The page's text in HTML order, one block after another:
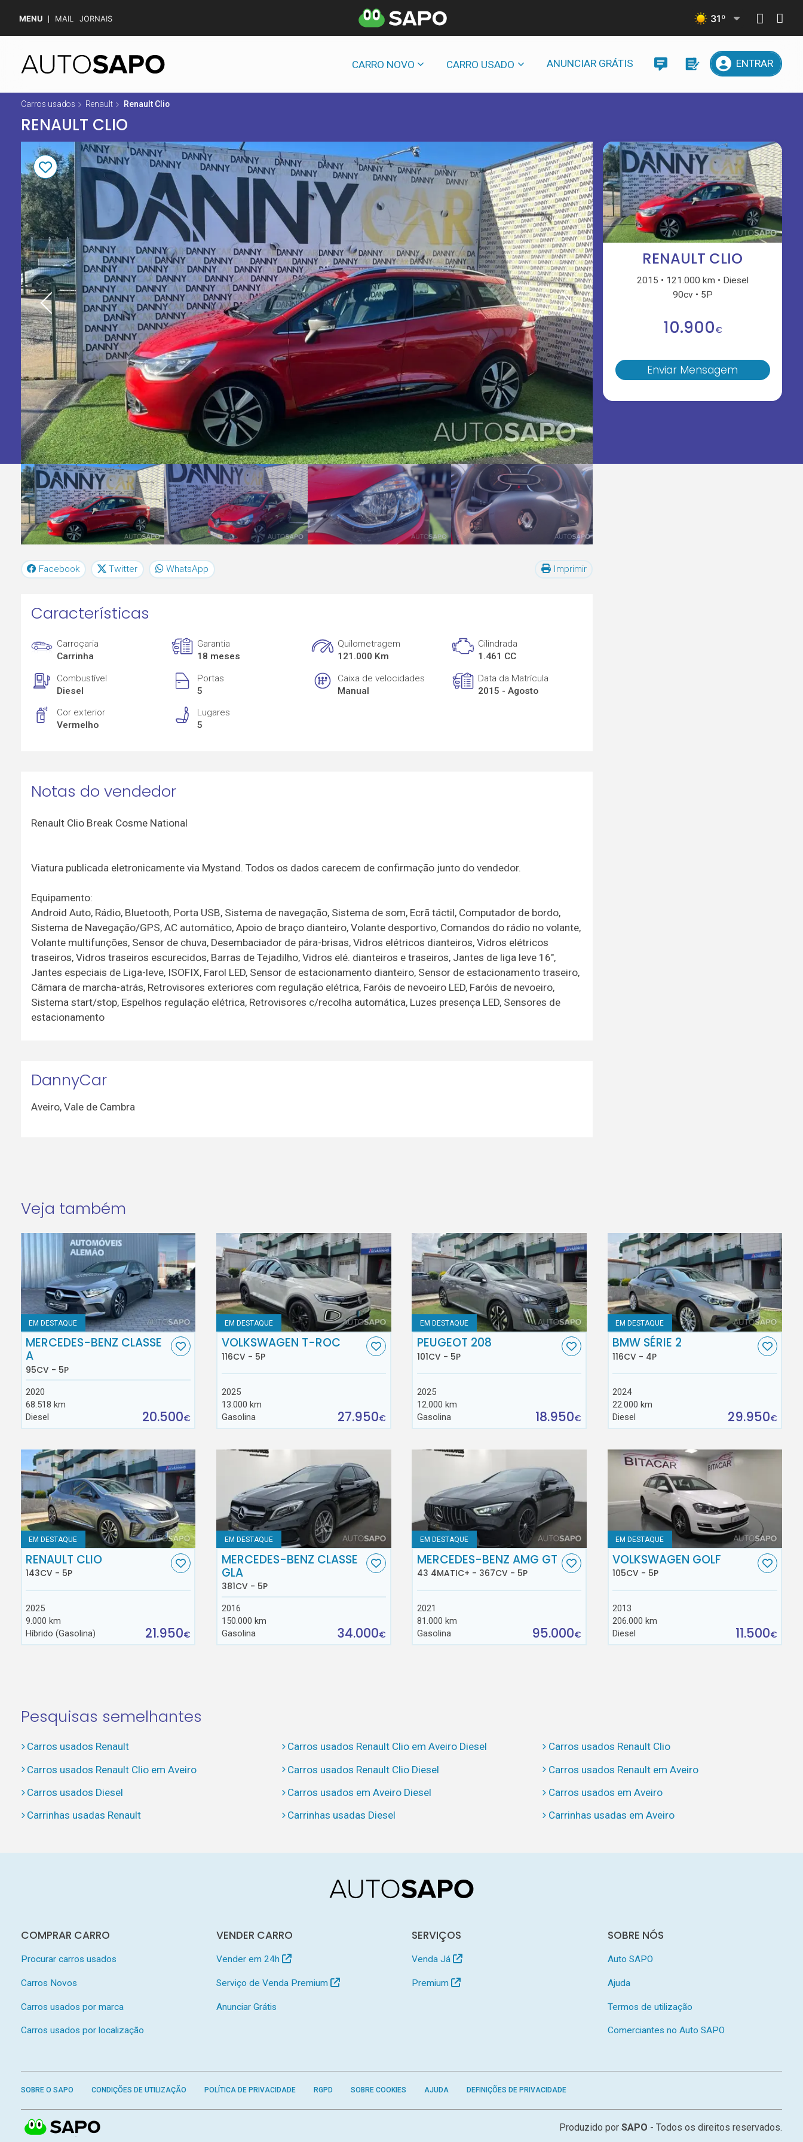
MENU MAIL JORNAIS 31º
CARRO NOVO CARRO USADO ANUNCIAR GRÁTIS ENTRAR
Carros usados Renault Renault Clio
RENAULT CLIO
RENAULT CLIO
2015 121.000 km
Diesel
90cv
5P
10.900€
Enviar Mensagem
Facebook Twitter WhatsApp Imprimir
Características
Carroçaria
Carrinha
Garantia
18 meses
Quilometragem
121.000 Km
Cilindrada
1.461 CC
Combustível
Diesel
Portas
5
Caixa de velocidades
Manual
Data da Matrícula
2015 - Agosto
Cor exterior
Vermelho
Lugares
5
Notas do vendedor
Renault Clio Break Cosme National
Viatura publicada eletronicamente via Mystand. Todos os dados carecem de confirmação junto do vendedor.
Equipamento:
Android Auto, Rádio, Bluetooth, Porta USB, Sistema de navegação, Sistema de som, Ecrã táctil, Computador de bordo,
Sistema de Navegação/GPS, AC automático, Apoio de braço dianteiro, Volante desportivo, Comandos do rádio no volante,
Volante multifunções, Sensor de chuva, Desembaciador de pára-brisas, Vidros elétricos dianteiros, Vidros elétricos
traseiros, Vidros traseiros escurecidos, Barras de Tejadilho, Vidros elé. dianteiros e traseiros, Jantes de liga leve 16",
Jantes especiais de Liga-leve, ISOFIX, Farol LED, Sensor de estacionamento dianteiro, Sensor de estacionamento traseiro,
Câmara de marcha-atrás, Retrovisores exteriores com regulação elétrica, Faróis de nevoeiro LED, Faróis de nevoeiro,
Sistema start/stop, Espelhos regulação elétrica, Retrovisores c/recolha automática, Luzes presença LED, Sensores de
estacionamento
DannyCar
Aveiro, Vale de Cambra
Veja também
EM DESTAQUE
MERCEDES-BENZ CLASSE
A
95CV - 5P
2020
68.518 km
Diesel
20.500€
EM DESTAQUE
VOLKSWAGEN T-ROC
116CV - 5P
2025
13.000 km
Gasolina
27.950€
EM DESTAQUE
PEUGEOT 208
101CV - 5P
2025
12.000 km
Gasolina
18.950€
EM DESTAQUE
BMW SÉRIE 2
116CV - 4P
2024
22.000 km
Diesel
29.950€
EM DESTAQUE
RENAULT CLIO
143CV - 5P
2025
9.000 km
Híbrido (Gasolina)
21.950€
EM DESTAQUE
MERCEDES-BENZ CLASSE
GLA
381CV - 5P
2016
150.000 km
Gasolina
34.000€
EM DESTAQUE
MERCEDES-BENZ AMG GT
43 4MATIC+ - 367CV - 5P
2021
81.000 km
Gasolina
95.000€
EM DESTAQUE
VOLKSWAGEN GOLF
105CV - 5P
2013
206.000 km
Diesel
11.500€
Pesquisas semelhantes
Carros usados Renault Carros usados Renault Clio em Aveiro Diesel
Carros usados Renault Clio
Carros usados Renault Clio em Aveiro
Carros usados Renault Clio Diesel
Carros usados Renault em Aveiro
Carros usados Diesel
Carros usados em Aveiro Diesel
Carros usados em Aveiro
Carrinhas usadas Renault
Carrinhas usadas Diesel Carrinhas usadas em Aveiro
COMPRAR CARRO
Procurar carros usados
Carros Novos
Carros usados por marca
Carros usados por localização
VENDER CARRO
Vender em 24h
Serviço de Venda Premium
Anunciar Grátis
SERVIÇOS
Venda Já
Premium
SOBRE NÓS
Auto SAPO
Ajuda
Termos de utilização
Comerciantes no Auto SAPO
SOBRE O SAPO CONDIÇÕES DE UTILIZAÇÃO POLÍTICA DE PRIVACIDADE RGPD SOBRE COOKIES AJUDA DEFINIÇÕES DE PRIVACIDADE
Produzido porSAPO - Todos os direitos reservados.